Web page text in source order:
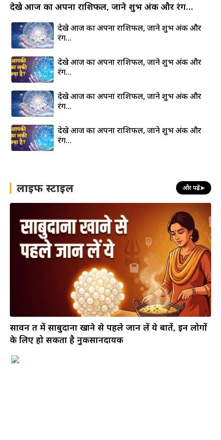
देखे आज का अपना राशिफल, जाने शुभ अंक और रंग…
देखे आज का अपना राशिफल, जाने शुभ अंक और
रंग…
देखे आज का अपना राशिफल, जाने शुभ अंक और
रंग…
देखे आज का अपना राशिफल, जाने शुभ अंक और
रंग…
देखे आज का अपना राशिफल, जाने शुभ अंक और
रंग…
लाइफ स्टाइल और पढ़ें➤
सावन व्रत में साबुदाना खाने से पहले जान लें ये बातें, इन लोगों
के लिए हो सकता है नुकसानदायक